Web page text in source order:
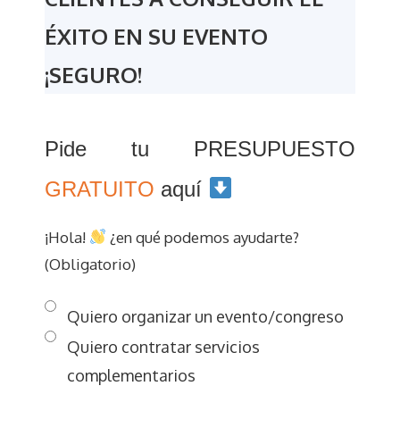
ÉXITO EN SU EVENTO
¡SEGURO!
Pide tu PRESUPUESTO
GRATUITO aquí
¡Hola!
¿en qué podemos ayudarte?
(Obligatorio)
Quiero organizar un evento/congreso
Quiero contratar servicios
complementarios